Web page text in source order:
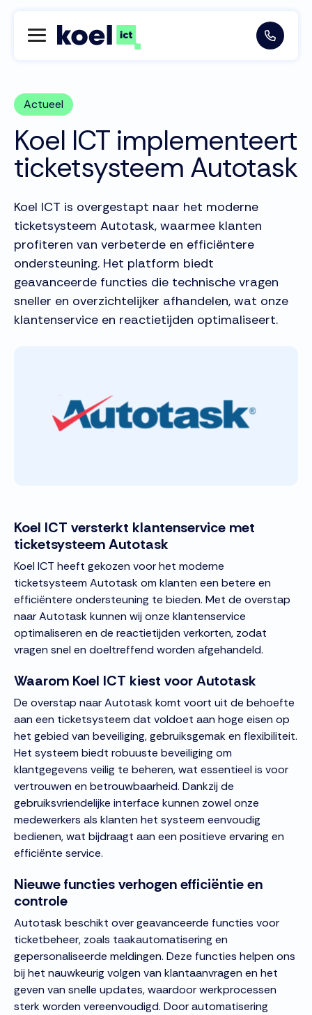
Actueel
Koel ICT implementeert
ticketsysteem Autotask
Koel ICT is overgestapt naar het moderne
ticketsysteem Autotask, waarmee klanten
profiteren van verbeterde en efficiëntere
ondersteuning. Het platform biedt
geavanceerde functies die technische vragen
sneller en overzichtelijker afhandelen, wat onze
klantenservice en reactietijden optimaliseert.
Koel ICT versterkt klantenservice met
ticketsysteem Autotask
Koel ICT heeft gekozen voor het moderne
ticketsysteem Autotask om klanten een betere en
efficiëntere ondersteuning te bieden. Met de overstap
naar Autotask kunnen wij onze klantenservice
optimaliseren en de reactietijden verkorten, zodat
vragen snel en doeltreffend worden afgehandeld.
Waarom Koel ICT kiest voor Autotask
De overstap naar Autotask komt voort uit de behoefte
aan een ticketsysteem dat voldoet aan hoge eisen op
het gebied van beveiliging, gebruiksgemak en flexibiliteit.
Het systeem biedt robuuste beveiliging om
klantgegevens veilig te beheren, wat essentieel is voor
vertrouwen en betrouwbaarheid. Dankzij de
gebruiksvriendelijke interface kunnen zowel onze
medewerkers als klanten het systeem eenvoudig
bedienen, wat bijdraagt aan een positieve ervaring en
efficiënte service.
Nieuwe functies verhogen efficiëntie en
controle
Autotask beschikt over geavanceerde functies voor
ticketbeheer, zoals taakautomatisering en
gepersonaliseerde meldingen. Deze functies helpen ons
bij het nauwkeurig volgen van klantaanvragen en het
geven van snelle updates, waardoor werkprocessen
sterk worden vereenvoudigd. Door automatisering